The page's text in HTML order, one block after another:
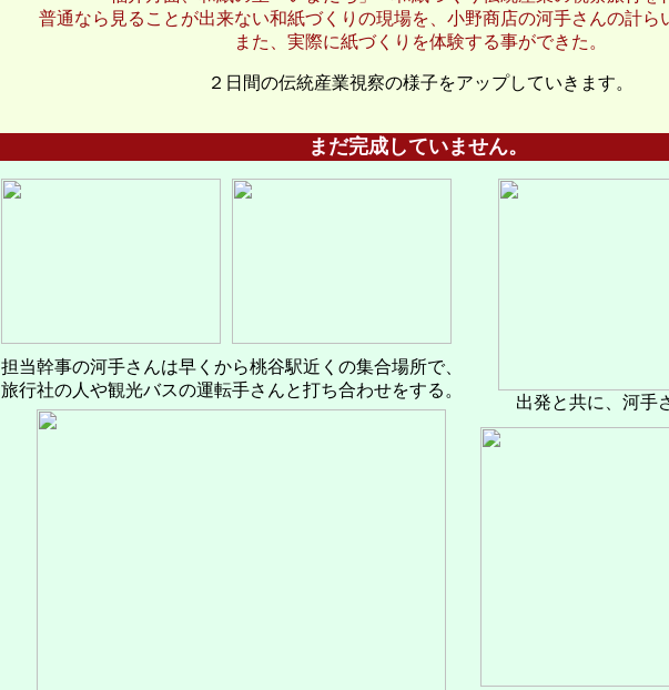
普通なら見ることが出来ない和紙づくりの現場を、小野商店の河手さんの計ら
また、実際に紙づくりを体験する事ができた。
２日間の伝統産業視察の様子をアップしていきます。
まだ完成していません。
担当幹事の河手さんは早くから桃谷駅近くの集合場所で、
旅行社の人や観光バスの運転手さんと打ち合わせをする。
出発と共に、河手